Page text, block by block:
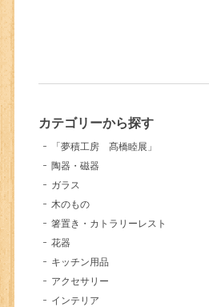
カテゴリーから探す
「夢積工房 髙橋睦展」
陶器・磁器
ガラス
木のもの
箸置き・カトラリーレスト
花器
キッチン用品
アクセサリー
インテリア